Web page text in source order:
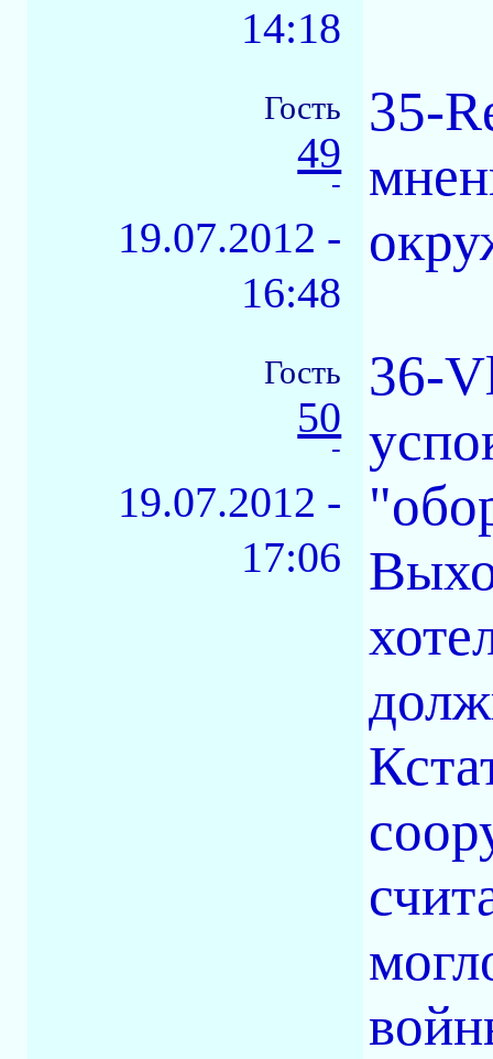
14:18
Гость
49
-
19.07.2012 -
16:48
35-
Гость
50
-
19.07.2012 -
17:06
36-